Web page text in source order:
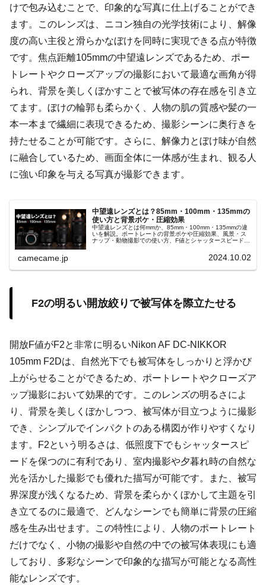
けで包み込むことで、印象的な写真に仕上げることができ
ます。このレンズは、ニコン独自の光学技術により、解像
度の高い主役と滑らかなぼけを同時に実現できる点が特徴
です。焦点距離105mmの中望遠レンズであるため、ポー
トレートやクローズアップの撮影において最適な画角が得
られ、背景を美しくぼかすことで被写体の存在感を引き立
てます。ぼけの輪郭も柔らかく、人物の肌の質感や髪の一
本一本まで繊細に表現できるため、撮影シーンに奥行きを
持たせることが可能です。さらに、解像力とぼけ味が自然
に融合しているため、画面全体に一体感が生まれ、観る人
に強い印象を与える写真が撮影できます。
中望遠レンズとは？85mm・100mm・135mmの
使い方と背景ボケ・圧縮効果
中望遠レンズとは何mmか、85mm・100mm・135mmの違
いを解説。ポートレートの背景ボケや圧縮効果、風景・ス
ナップ・動物撮影での使い方、F値とシャッタースピード、
camecame.jp 2024.10.02
F2の明るい開放絞りで被写体を際立たせる
開放F値がF2と非常に明るいNikon AF DC-NIKKOR
105mm F2Dは、自然光下でも被写体をしっかりと浮かび
上がらせることができるため、ポートレートやクローズア
ップ撮影において効果的です。このレンズの明るさによ
り、背景を美しくぼかしつつ、被写体が目立つように撮影
でき、シンプルでインパクトのある構図が作りやすくなり
ます。F2という明るさは、低照度下でもシャッタースピ
ードを保つのに有利であり、室内撮影や夕暮れ時の自然な
光を活かした撮影でも優れた描写が可能です。また、被写
界深度が浅くなるため、背景を柔らかくぼかして主題を引
き立てるのに最適で、どんなシーンでも簡単に背景の圧縮
感を生み出せます。この特性により、人物のポートレート
だけでなく、小物の撮影や自然の中での被写体表現にも適
しており、多彩なシーンで印象的な描写が可能となる高性
能なレンズです。